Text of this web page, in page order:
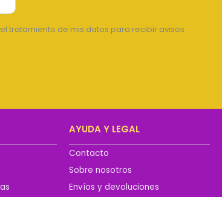
tratamiento de mis datos para recibir avisos
AYUDA Y LEGAL
Contacto
Sobre nosotros
Envíos y devoluciones